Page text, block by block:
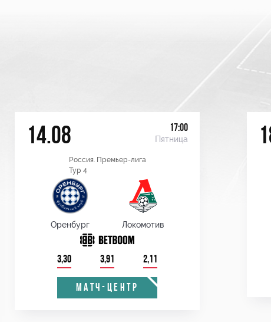
14.08 17:00
Пятница
Россия. Премьер-лига
Тур 4
Оренбург Локомотив
3,30 3,91 2,11
МАТЧ-ЦЕНТР